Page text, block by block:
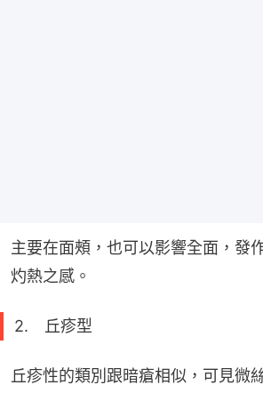
主要在面頰，也可以影響全面，發
灼熱之感。
2. 丘疹型
丘疹性的類別跟暗瘡相似，可見微